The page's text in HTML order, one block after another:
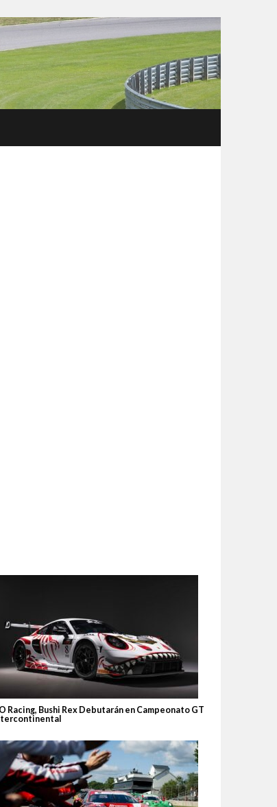
Racing, Bushi Rex Debutarán en Campeonato GT